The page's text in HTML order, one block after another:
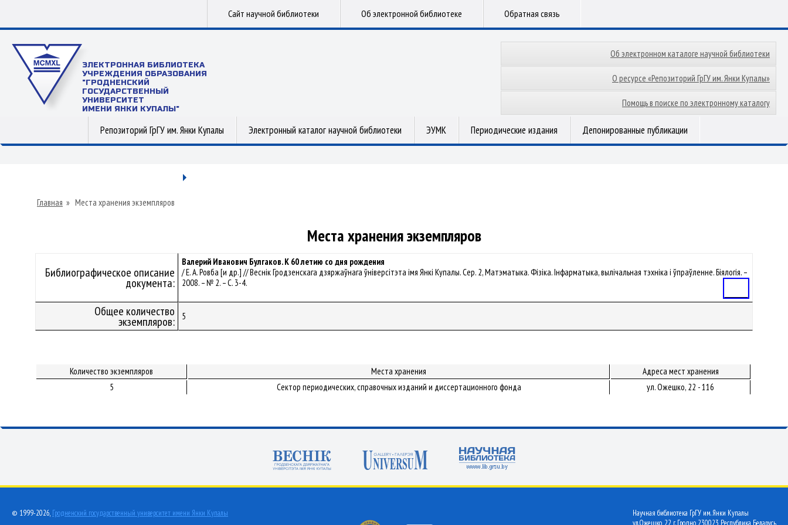
Сайт научной библиотеки Об электронной библиотеке Обратная связь
ЭЛЕКТРОННАЯ БИБЛИОТЕКА
УЧРЕЖДЕНИЯ ОБРАЗОВАНИЯ
"ГРОДНЕНСКИЙ
ГОСУДАРСТВЕННЫЙ
УНИВЕРСИТЕТ
ИМЕНИ ЯНКИ КУПАЛЫ"
Об электронном каталоге научной библиотеки
О ресурсе «Репозиторий ГрГУ им. Янки Купалы»
Помощь в поиске по электронному каталогу
Репозиторий ГрГУ им. Янки Купалы Электронный каталог научной библиотеки ЭУМК Периодические издания Депонированные публикации
Главная » Места хранения экземпляров
Места хранения экземпляров
Библиографическое описание
документа:
Валерий Иванович Булгаков. К 60 летию со дня рождения
/ Е. А. Ровба [и др.] // Веснік Гродзенскага дзяржаўнага ўніверсітэта імя Янкі Купалы. Сер. 2, Матэматыка. Фізіка. Інфарматыка, вылічальная тэхніка і ўпраўленне. Біялогія. –
2008. – № 2. – С. 3-4.
Общее количество
экземпляров: 5
Количество экземпляров Места хранения
Адреса мест хранения
5
Сектор периодических, справочных изданий и диссертационного фонда ул. Ожешко, 22 - 116
© 1999-2026, Гродненский государственный университет имени Янки Купалы
Научная библиотека ГрГУ им. Янки Купалы
ул.Ожешко, 22 г. Гродно 230023 Республика Беларусь